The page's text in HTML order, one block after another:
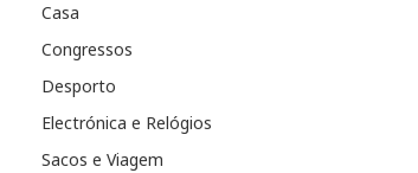
Casa
Congressos
Desporto
Electrónica e Relógios
Sacos e Viagem